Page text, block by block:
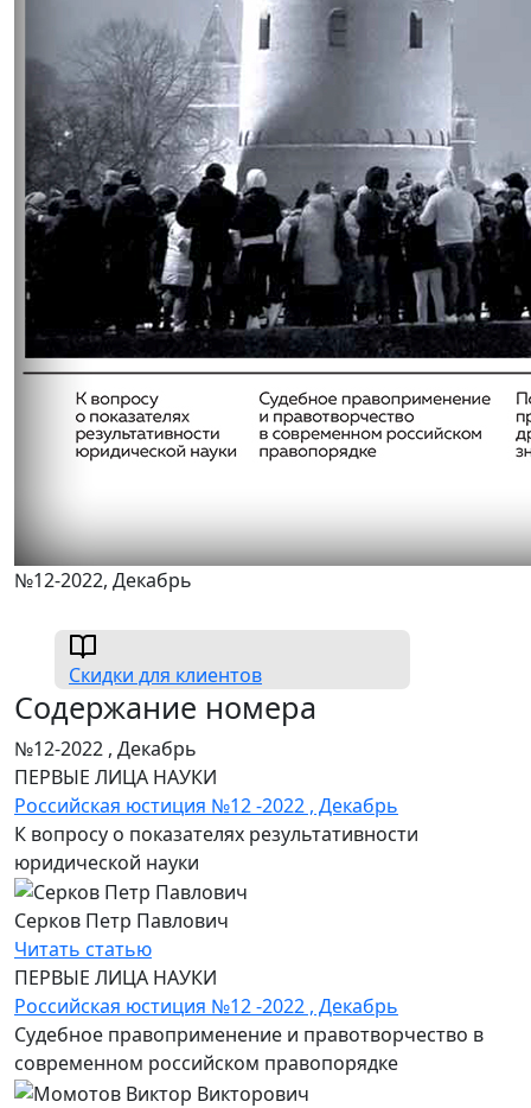
№12-2022, Декабрь
Скидки для клиентов
Содержание номера
№12-2022 , Декабрь
ПЕРВЫЕ ЛИЦА НАУКИ
Российская юстиция №12 -2022 , Декабрь
К вопросу о показателях результативности
юридической науки
Серков Петр Павлович
Читать статью
ПЕРВЫЕ ЛИЦА НАУКИ
Российская юстиция №12 -2022 , Декабрь
Судебное правоприменение и правотворчество в
современном российском правопорядке